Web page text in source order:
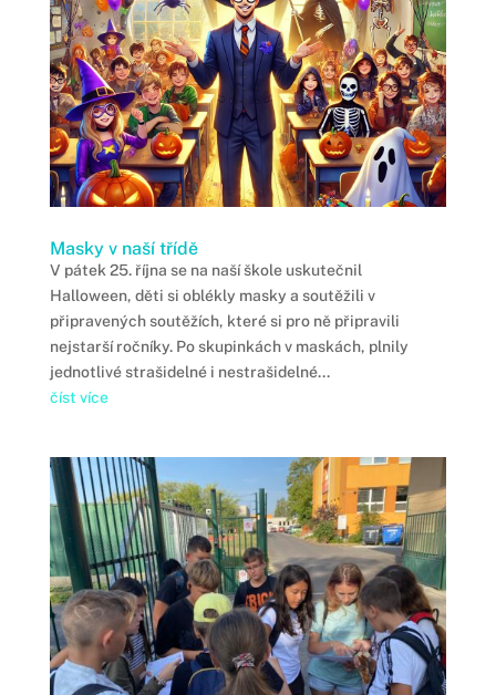
Masky v naší třídě
V pátek 25. října se na naší škole uskutečnil
Halloween, děti si oblékly masky a soutěžili v
připravených soutěžích, které si pro ně připravili
nejstarší ročníky. Po skupinkách v maskách, plnily
jednotlivé strašidelné i nestrašidelné...
číst více